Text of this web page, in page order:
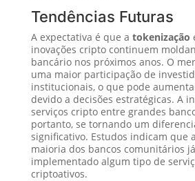
Tendências Futuras
A expectativa é que a tokenização
inovações cripto continuem
bancário nos próximos anos. O
uma maior participação de
institucionais, o que pode
devido a decisões estratégicas. A
serviços cripto entre grandes
portanto, se tornando um
significativo. Estudos indicam que
maioria dos bancos comunitários
implementado algum tipo de
criptoativos.